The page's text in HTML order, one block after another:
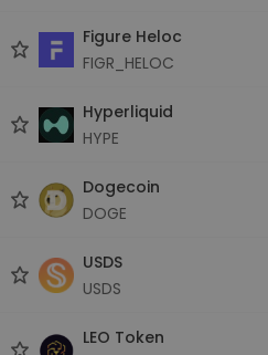
Figure Heloc
FIGR_HELOC
Hyperliquid
HYPE
Dogecoin
DOGE
USDS
USDS
LEO Token